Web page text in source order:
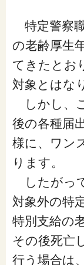
特定警察
の老齢厚生
てきたとお
対象とはな
しかし、
後の各種届
様に、ワン
ります。
したがっ
対象外の特
特別支給の
その後死亡
行う場合は